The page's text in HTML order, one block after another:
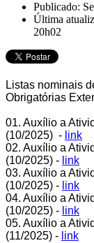
Publicado:
Última
20h02
Listas nominais
Obrigatórias
01. Auxílio a
(10/2025) - link
02. Auxílio a
(10/2025) - link
03. Auxílio a
(10/2025) - link
04. Auxílio a
(10/2025) - link
05. Auxílio a
(11/2025) - link